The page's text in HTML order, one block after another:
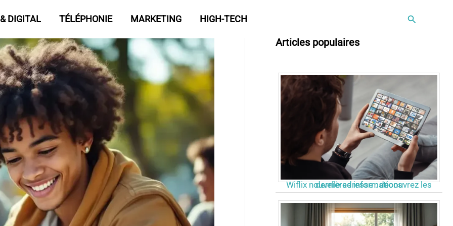
DIGITAL TÉLÉPHONIE MARKETING HIGH-TECH Rechercher
Articles populaires
Wiflix nouvelle adresse : découvrez les dernières informations